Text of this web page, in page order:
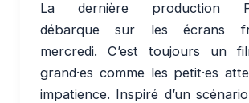
La dernière production
débarque sur les écrans
mercredi. C’est toujours un
grand·es comme les petit·es
impatience. Inspiré d’un